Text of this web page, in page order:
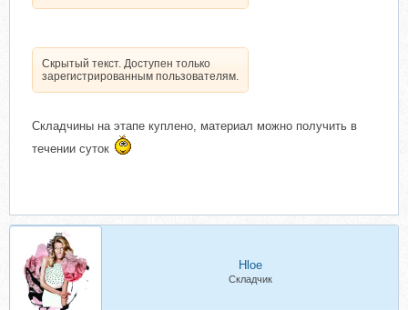
Скрытый текст. Доступен только
зарегистрированным пользователям.
Складчины на этапе куплено, материал можно получить в
течении суток
Hloe
Складчик